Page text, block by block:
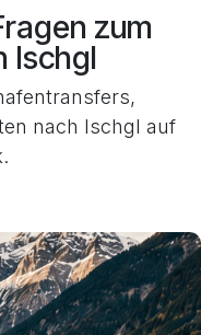
zum
Ischgl
nach Ischgl auf